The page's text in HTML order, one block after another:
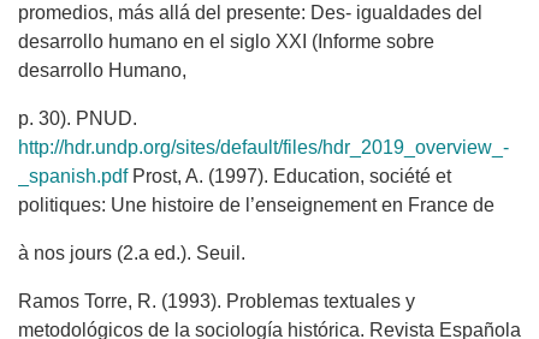
promedios, más allá del presente: Des- igualdades del
desarrollo humano en el siglo XXI (Informe sobre
desarrollo Humano,
p. 30). PNUD.
http://hdr.undp.org/sites/default/files/hdr_2019_overview_-
_spanish.pdfProst, A. (1997). Education, société et
politiques: Une histoire de l’enseignement en France de
à nos jours (2.a ed.). Seuil.
Ramos Torre, R. (1993). Problemas textuales y
metodológicos de la sociología histórica. Revista Española